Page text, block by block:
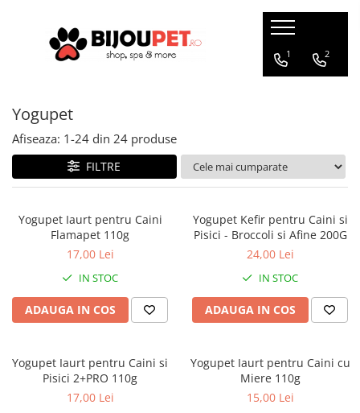
Caini
Hrana Presata la Rece
Hrana Uscata
Tribal
Oaks Farm
Nature's Protection
Taste of the Wild
Devora
Orijen
Pisici
Hrana umeda
Recompense pisici
Jucarii Pisici
Accesorii
Litiere si Asternut
Genti, Patuturi si Custi de
Transport
Produse Igiena si Ingrijire
Suplimente
1 2
Yogupet
Afiseaza: 1-24 din 24 produse
FILTRE
Yogupet Iaurt pentru Caini
Flamapet 110g
17,00 Lei
IN STOC
ADAUGA IN COS
Yogupet Kefir pentru Caini si
Pisici - Broccoli si Afine 200G
24,00 Lei
IN STOC
ADAUGA IN COS
Yogupet Iaurt pentru Caini si
Pisici 2+PRO 110g
17,00 Lei
Yogupet Iaurt pentru Caini cu
Miere 110g
15,00 Lei